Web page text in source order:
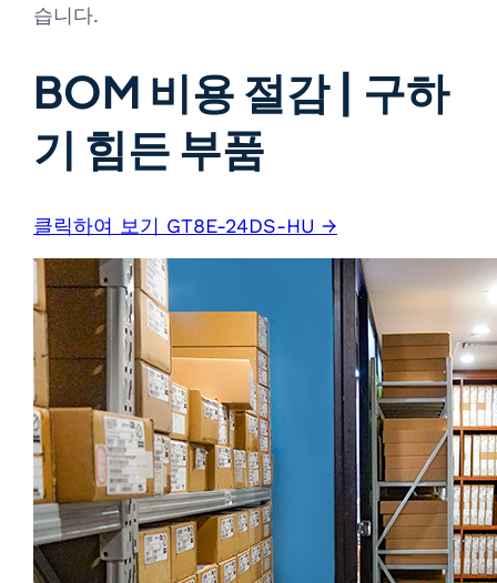
습니다.
BOM 비용 절감 | 구하
기 힘든 부품
클릭하여 보기 GT8E-24DS-HU →